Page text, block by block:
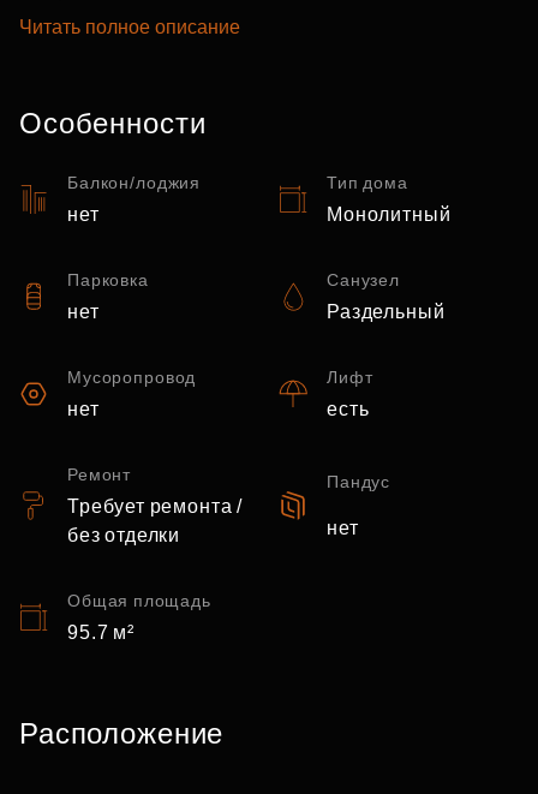
Читать полное описание
Особенности
Балкон/лоджия
нет
Тип дома
Монолитный
Парковка
нет
Санузел
Раздельный
Мусоропровод
нет
Лифт
есть
Ремонт
Требует ремонта /
без отделки
Пандус
нет
Общая площадь
95.7 м²
Расположение